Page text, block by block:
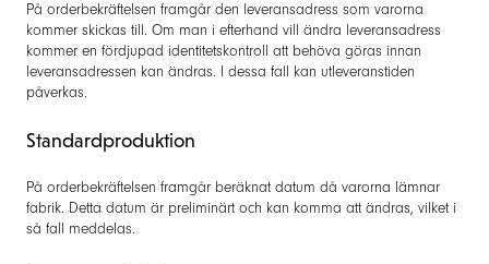
På orderbekräftelsen framgår den leveransadress som varorna
kommer skickas till. Om man i efterhand vill ändra leveransadress
kommer en fördjupad identitetskontroll att behöva göras innan
leveransadressen kan ändras. I dessa fall kan utleveranstiden
påverkas.
Standardproduktion
På orderbekräftelsen framgår beräknat datum då varorna lämnar
fabrik. Detta datum är preliminärt och kan komma att ändras, vilket i
så fall meddelas.